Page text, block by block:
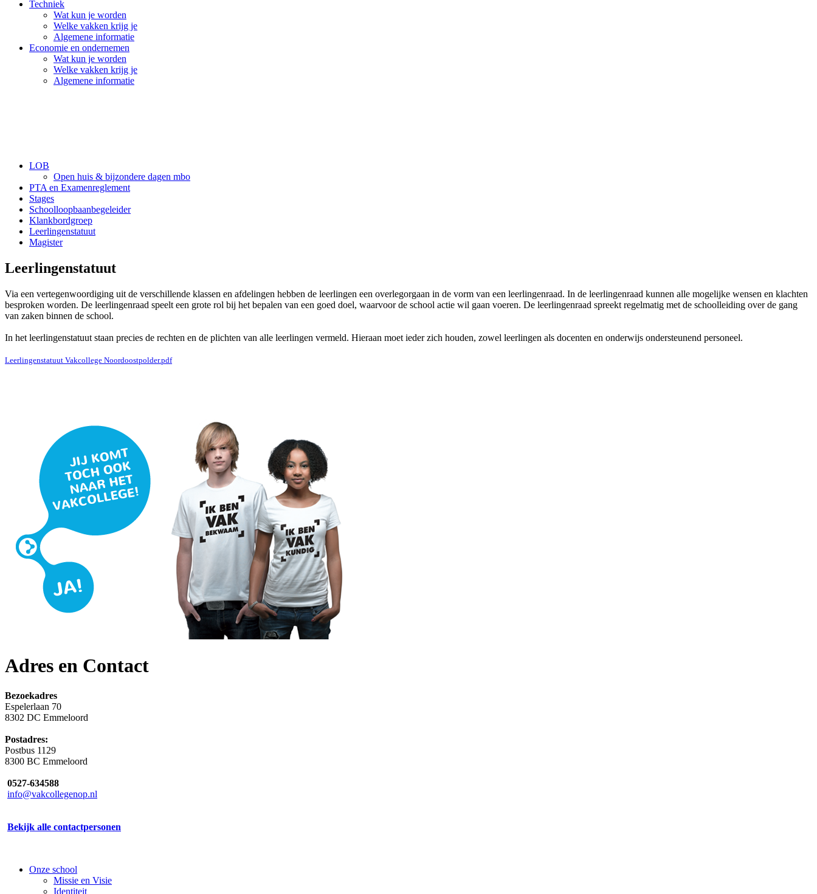
Techniek
Wat kun je worden
Welke vakken krijg je
Algemene informatie
Economie en ondernemen
Wat kun je worden
Welke vakken krijg je
Algemene informatie
LOB
Open huis & bijzondere dagen mbo
PTA en Examenreglement
Stages
Schoolloopbaanbegeleider
Klankbordgroep
Leerlingenstatuut
Magister
Leerlingenstatuut
Via een vertegenwoordiging uit de verschillende klassen en afdelingen hebben de leerlingen een overlegorgaan in de vorm van een leerlingenraad. In de leerlingenraad kunnen alle mogelijke wensen en klachten
besproken worden. De leerlingenraad speelt een grote rol bij het bepalen van een goed doel, waarvoor de school actie wil gaan voeren. De leerlingenraad spreekt regelmatig met de schoolleiding over de gang
van zaken binnen de school.
In het leerlingenstatuut staan precies de rechten en de plichten van alle leerlingen vermeld. Hieraan moet ieder zich houden, zowel leerlingen als docenten en onderwijs ondersteunend personeel.
Leerlingenstatuut Vakcollege Noordoostpolder.pdf
Adres en Contact
Bezoekadres
Espelerlaan 70
8302 DC Emmeloord
Postadres:
Postbus 1129
8300 BC Emmeloord
0527-634588
info@vakcollegenop.nl
Bekijk alle contactpersonen
Onze school
Missie en Visie
Identiteit